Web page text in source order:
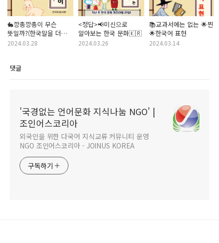
🐇깡총깡총이 무슨
뜻일까?(한국말을 더
생동감 있게 하려면?)
2024.03.28
<정답>📢미신으로
알아보는 한국 문화🇰🇷
2024.03.26
📚교과서에는 없는 🌟찐
🌟한국어 표현
2024.03.14
댓글
'국경없는 언어문화 지식나눔 NGO' |
조인어스코리아
외국인을 위한 다국어 지식교류 커뮤니티 운영
NGO 조인어스코리아 - JOINUS KOREA
구독하기